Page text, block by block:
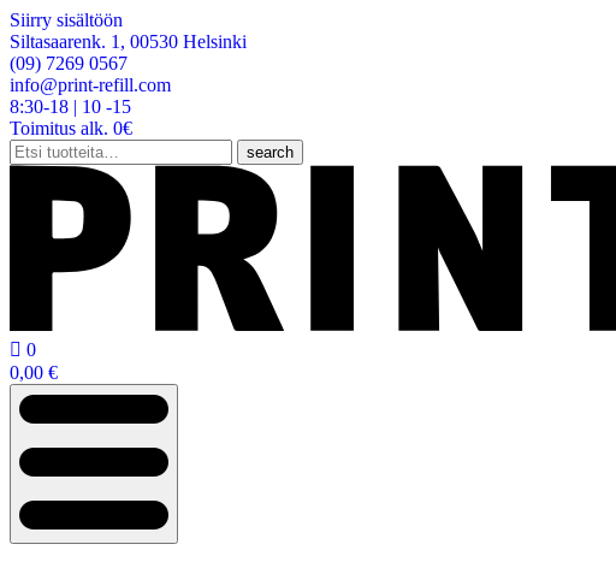
Siirry sisältöön
Siltasaarenk. 1, 00530 Helsinki
(09) 7269 0567
info@print-refill.com
8:30-18 | 10 -15
Toimitus alk. 0€
Etsi:
search
 0
0,00 €